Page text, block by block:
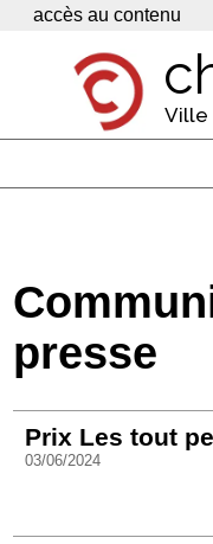
Panneau de gestion des
accès au contenu
Ville
Economie
Services
presse
Prix Les tout
03/06/2024